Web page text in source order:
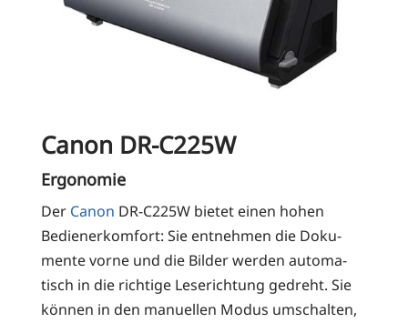
Canon DR-C225W
Ergonomie
Der Canon DR-C225W bie­tet einen hohen
Bedie­ner­kom­fort: Sie ent­neh­men die Doku­
men­te vor­ne und die Bil­der wer­den auto­ma­
tisch in die rich­ti­ge Lese­rich­tung gedreht. Sie
kön­nen in den manu­el­len Modus umschal­ten,